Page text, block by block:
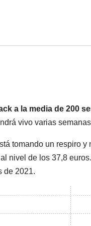
a la media de 200
vivo varias
tomando un respiro
nivel de los 37,8 euros.
de 2021.